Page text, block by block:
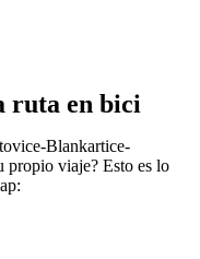
ruta en bici
Blankartice-
propio viaje? Esto es lo